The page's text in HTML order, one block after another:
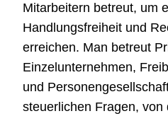
Mitarbeitern betreut, um
Handlungsfreiheit und
erreichen. Man betreut
Einzelunternehmen,
und
steuerlichen Fragen, von